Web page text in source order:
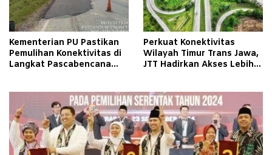
Kementerian PU Pastikan
Pemulihan Konektivitas di
Langkat Pascabencana
Perkuat Konektivitas
Wilayah Timur Trans Jawa,
JTT Hadirkan Akses Lebih